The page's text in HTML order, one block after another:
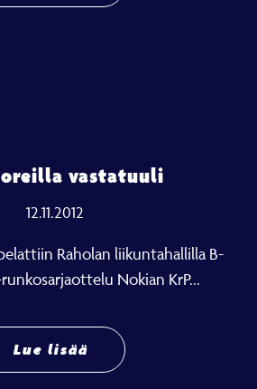
vastatuuli
12.11.2012
pelattiin Raholan liikuntahallilla B-
Nokian KrP...
Lue lisää